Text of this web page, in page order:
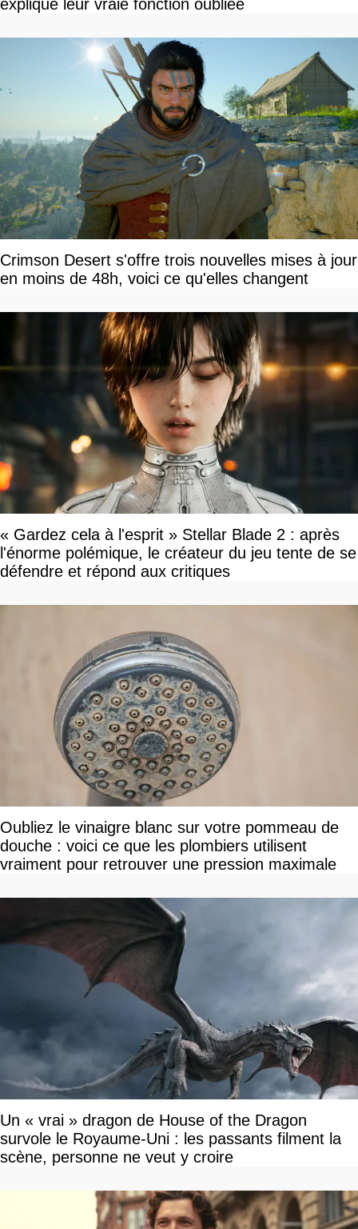
explique leur vraie fonction oubliée
Crimson Desert s'offre trois nouvelles mises à jour
en moins de 48h, voici ce qu'elles changent
« Gardez cela à l'esprit » Stellar Blade 2 : après
l'énorme polémique, le créateur du jeu tente de se
défendre et répond aux critiques
Oubliez le vinaigre blanc sur votre pommeau de
douche : voici ce que les plombiers utilisent
vraiment pour retrouver une pression maximale
Un « vrai » dragon de House of the Dragon
survole le Royaume-Uni : les passants filment la
scène, personne ne veut y croire